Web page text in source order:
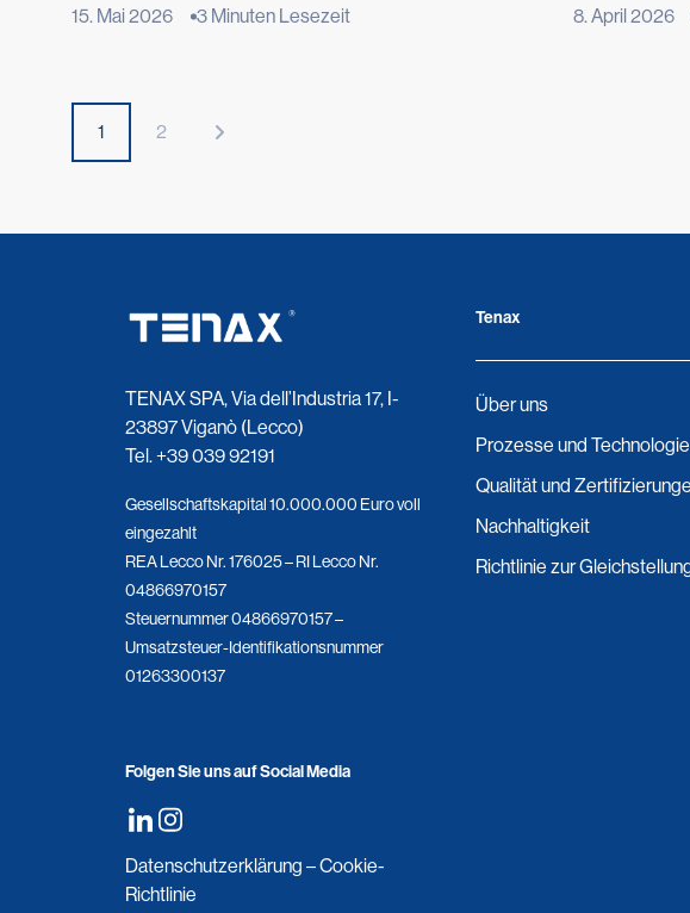
Stadtmobiliar, hält auf neue Weise Einzug in die Städte
Entwicklung, die aus der Begegnung zwischen Design,
Architektur und dem Bedürfnis nach […]
15. Mai 2026 3 Minuten Lesezeit
wertschätzen.
8. April 2026
1 2
TENAX SPA, Via dell’Industria 17, I-
23897 Viganò (Lecco)
Tel.+39 039 92191
Gesellschaftskapital 10.000.000 Euro voll
eingezahlt
REA Lecco Nr. 176025 – RI Lecco Nr.
04866970157
Steuernummer 04866970157 –
Umsatzsteuer-Identifikationsnummer
01263300137
Folgen Sie uns auf Social Media
Datenschutzerklärung –Cookie-
Richtlinie
Tenax
Über uns
Prozesse und
Qualität und
Nachhaltigkeit
Richtlinie zur